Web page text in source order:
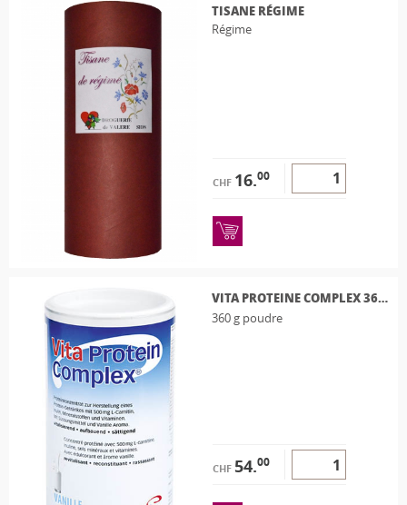
TISANE RÉGIME
Régime
CHF 16.00
VITA PROTEINE COMPLEX 360G
360 g poudre
CHF 54.00